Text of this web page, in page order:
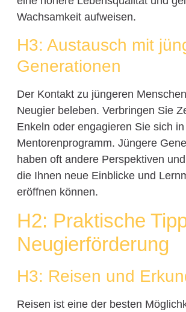
Wachsamkeit aufweisen.
H3: Austausch mit
Generationen
Der Kontakt zu jüngeren
Neugier beleben. Verbringen Sie
Enkeln oder engagieren Sie sich
Mentorenprogramm. Jüngere
haben oft andere Perspektiven
die Ihnen neue Einblicke und
eröffnen können.
H2: Praktische
Neugierförderung
H3: Reisen und
Reisen ist eine der besten